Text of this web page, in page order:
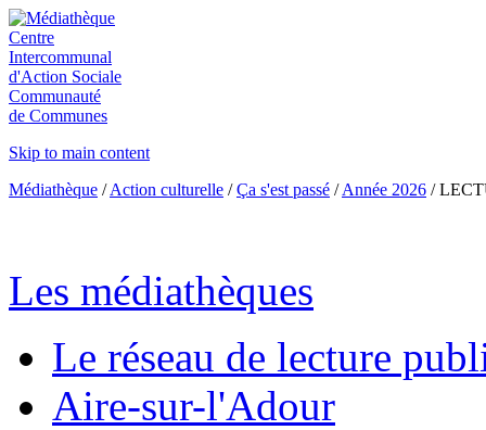
Centre
Intercommunal
d'Action Sociale
Communauté
de Communes
Skip to main content
Médiathèque / Action culturelle / Ça s'est passé / Année 2026 /
Les médiathèques
Le réseau de lecture
Aire-sur-l'Adour